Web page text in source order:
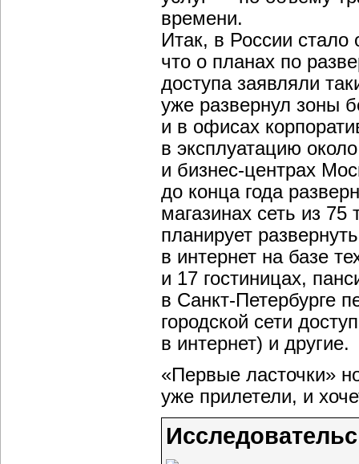
времени.
Итак, в России
что о планах по
доступа заявляли
уже развернул зоны
и в офисах
в эксплуатацию
и бизнес-центрах
до конца года
магазинах сеть из
планирует
в интернет на базе
и 17 гостиницах,
в Санкт-Петербурге
городской сети
в интернет) и другие.
«Первые ласточки»
уже прилетели, и